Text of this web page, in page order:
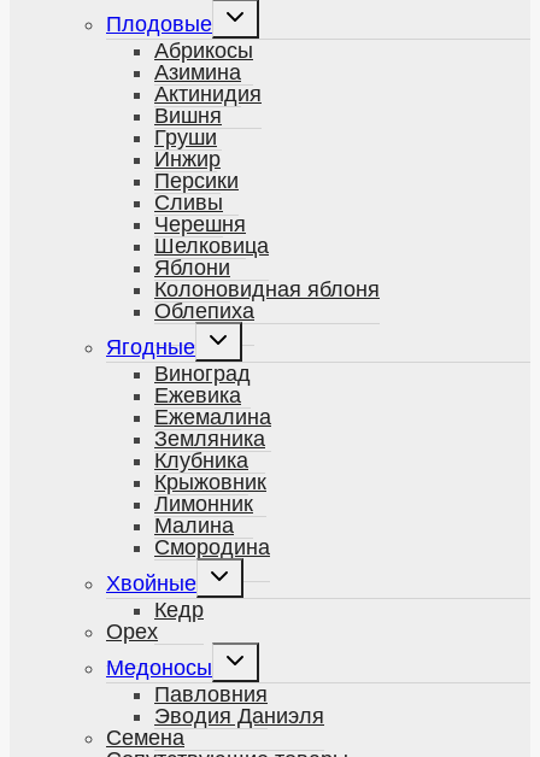
Плодовые
Развернуть
меню
Абрикосы
Азимина
Актинидия
Вишня
Груши
Инжир
Персики
Сливы
Черешня
Шелковица
Яблони
Колоновидная яблоня
Облепиха
Ягодные
Развернуть
дочернее
меню
Виноград
Ежевика
Ежемалина
Земляника
Клубника
Крыжовник
Лимонник
Малина
Смородина
Хвойные
Развернуть
дочернее
Кедр
Орех
Медоносы
Развернуть
меню
Павловния
Эводия Даниэля
Семена